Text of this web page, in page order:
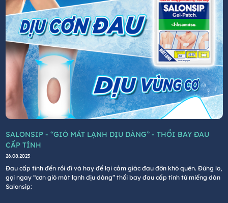
SALONSIP - “GIÓ MÁT LẠNH DỊU DÀNG” - THỔI BAY ĐAU
CẤP TÍNH
26.08.2023
Đau cấp tính đến rồi đi và hay để lại cảm giác đau đớn khó quên. Đừng lo,
gọi ngay “cơn gió mát lạnh dịu dàng” thổi bay đau cấp tính từ miếng dán
Salonsip: